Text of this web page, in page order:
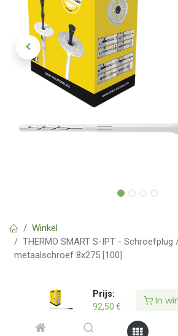
Prijs:
92,50 € In
Winkel
THERMO SMART S-IPT -
metaalschroef 8x275 [100]
THERMO SMART S-IPT -
Isolatieplug met
8x275 [100]